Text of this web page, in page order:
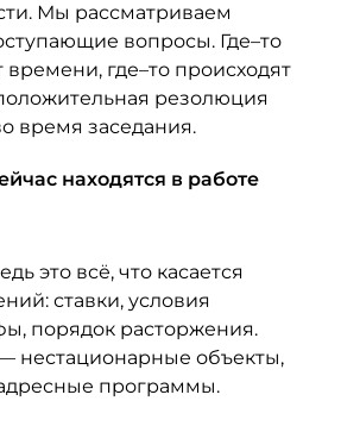
Мы рассматриваем
вопросы. Где–то
где–то происходят
резолюция
время заседания.
находятся в работе
это всё, что касается
ставки, условия
порядок расторжения.
нестационарные объекты,
программы.